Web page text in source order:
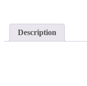
Description